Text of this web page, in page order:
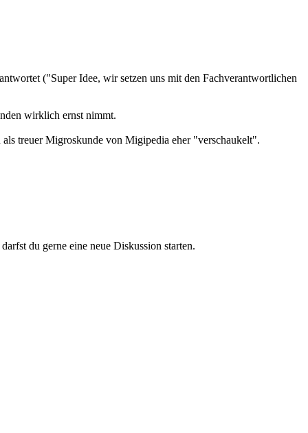
("Super Idee, wir setzen uns mit den Fachverantwortlichen
wirklich ernst nimmt.
treuer Migroskunde von Migipedia eher "verschaukelt".
du gerne eine neue Diskussion starten.